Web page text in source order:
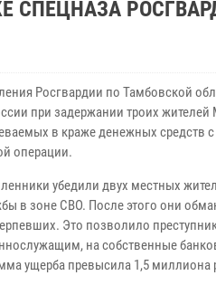
СПЕЦНАЗА
Росгвардии по Тамбовской
при задержании троих жителей
в краже денежных средств с
операции.
убедили двух местных
в зоне СВО. После этого они
Это позволило
на собственные
ущерба превысила 1,5 миллиона